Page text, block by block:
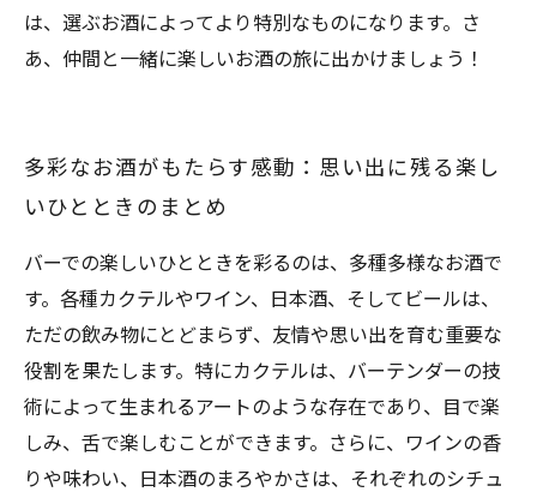
は、選ぶお酒によってより特別なものになります。さ
あ、仲間と一緒に楽しいお酒の旅に出かけましょう！
多彩なお酒がもたらす感動：思い出に残る楽し
いひとときのまとめ
バーでの楽しいひとときを彩るのは、多種多様なお酒で
す。各種カクテルやワイン、日本酒、そしてビールは、
ただの飲み物にとどまらず、友情や思い出を育む重要な
役割を果たします。特にカクテルは、バーテンダーの技
術によって生まれるアートのような存在であり、目で楽
しみ、舌で楽しむことができます。さらに、ワインの香
りや味わい、日本酒のまろやかさは、それぞれのシチュ